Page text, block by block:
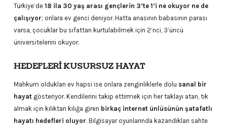
Türkiye’de 18 ila 30 yaş arası gençlerin 3’te 1’i ne okuyor ne de
çalışıyor; onlara ev genci deniyor. Hatta anasının babasının parası
varsa, çocuklar bu sıfattan kurtulabilmek için 2’nci, 3’üncü
üniversitelerini okuyor.
HEDEFLERİ KUSURSUZ HAYAT
Mahkum oldukları ev hapsi ise onlara zenginliklerle dolu sanal bir
hayatgösteriyor. Kendilerini takip ettirmek için her taklayı atan, tık
almak için kılıktan kılığa giren birkaç internet ünlüsünün şatafatlı
hayatı hedefleri oluyor. Bilgisayar oyunlarında kazandıkları sahte